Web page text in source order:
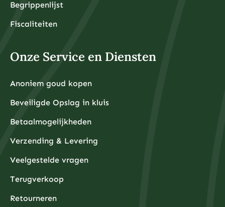
Begrippenlijst
Fiscaliteiten
Onze Service en Diensten
Anoniem goud kopen
Beveiligde Opslag in kluis
Betaalmogelijkheden
Verzending & Levering
Veelgestelde vragen
Terugverkoop
Retourneren